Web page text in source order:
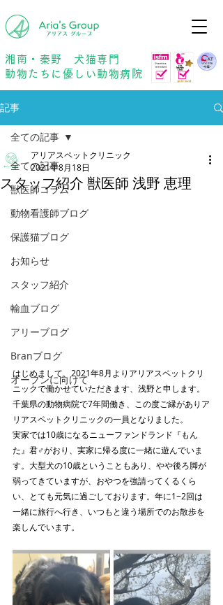
湘南・秦野 犬猫専門
動物たちに優しい動物病院
記事
全ての記事
獣医師コラム
動物看護師ブログ
保護猫ブログ
お知らせ
スタッフ紹介
輸血ブログ
アリーブログ
Branブログ
オープンに向けて
全ての記事
スタッフ紹介 獣医師 浅野 恵理
アリアスペットクリニック
2021年8月18日
はじめまして、2021年8月よりアリアスペットクリ
ニックで働かせていただきます、浅野と申します。
千葉県の動物病院で7年間働き、この度ご縁がありア
リアスペットクリニックの一員となりました。
実家では10歳になるニューファンドランド『もん
た』君♂がおり、実家に帰る度に一緒に遊んでいま
す。大型犬の10歳ということもあり、やや後ろ脚が
弱ってきていますが、おやつを強請ってくるくら
い、とても元気に過ごしております。年に1−2回は
一緒に旅行へ行き、いつもと違う場所でのお散歩を
楽しんでいます。